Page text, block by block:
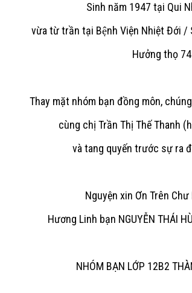
Sinh năm 1947 tại Qui
vừa từ trần tại Bệnh Viện Nhiệt Đới /
Hưởng thọ
Thay mặt nhóm bạn đồng môn,
cùng chị Trần Thị Thế Thanh
vàtang quyến trước sự ra
Nguyện xin Ơn Trên
Hương Linh bạn NGUYỄN THÁI
NHÓM BẠN LỚP 12B2